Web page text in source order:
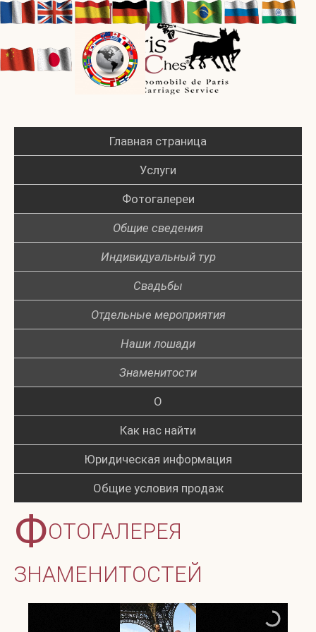
Главная страница
Услуги
Фотогалереи
Общие сведения
Индивидуальный тур
Свадьбы
Отдельные мероприятия
Наши лошади
Знаменитости
О
Как нас найти
Юридическая информация
Общие условия продаж
ФОТОГАЛЕРЕЯ
ЗНАМЕНИТОСТЕЙ